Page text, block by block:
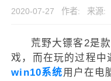
2020-07-27 作者: 来源:
荒野大镖客2是
戏，而在玩的过程中
win10系统用户在电